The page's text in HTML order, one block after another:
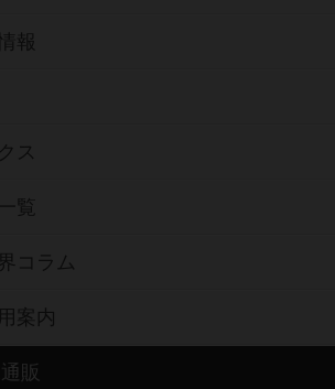
報
ス
覧
コラム
案内
販